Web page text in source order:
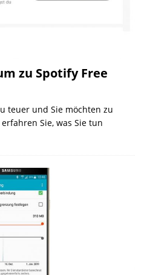
zu Spotify Free
teuer und Sie möchten zu
Sie, was Sie tun